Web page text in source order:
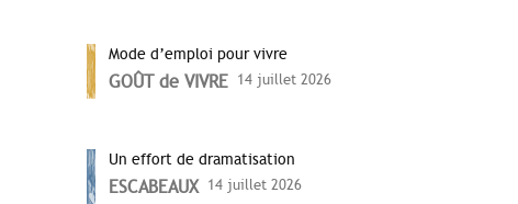
Mode d’emploi pour vivre
GOÛT de VIVRE 14 juillet 2026
Un effort de dramatisation
ESCABEAUX 14 juillet 2026